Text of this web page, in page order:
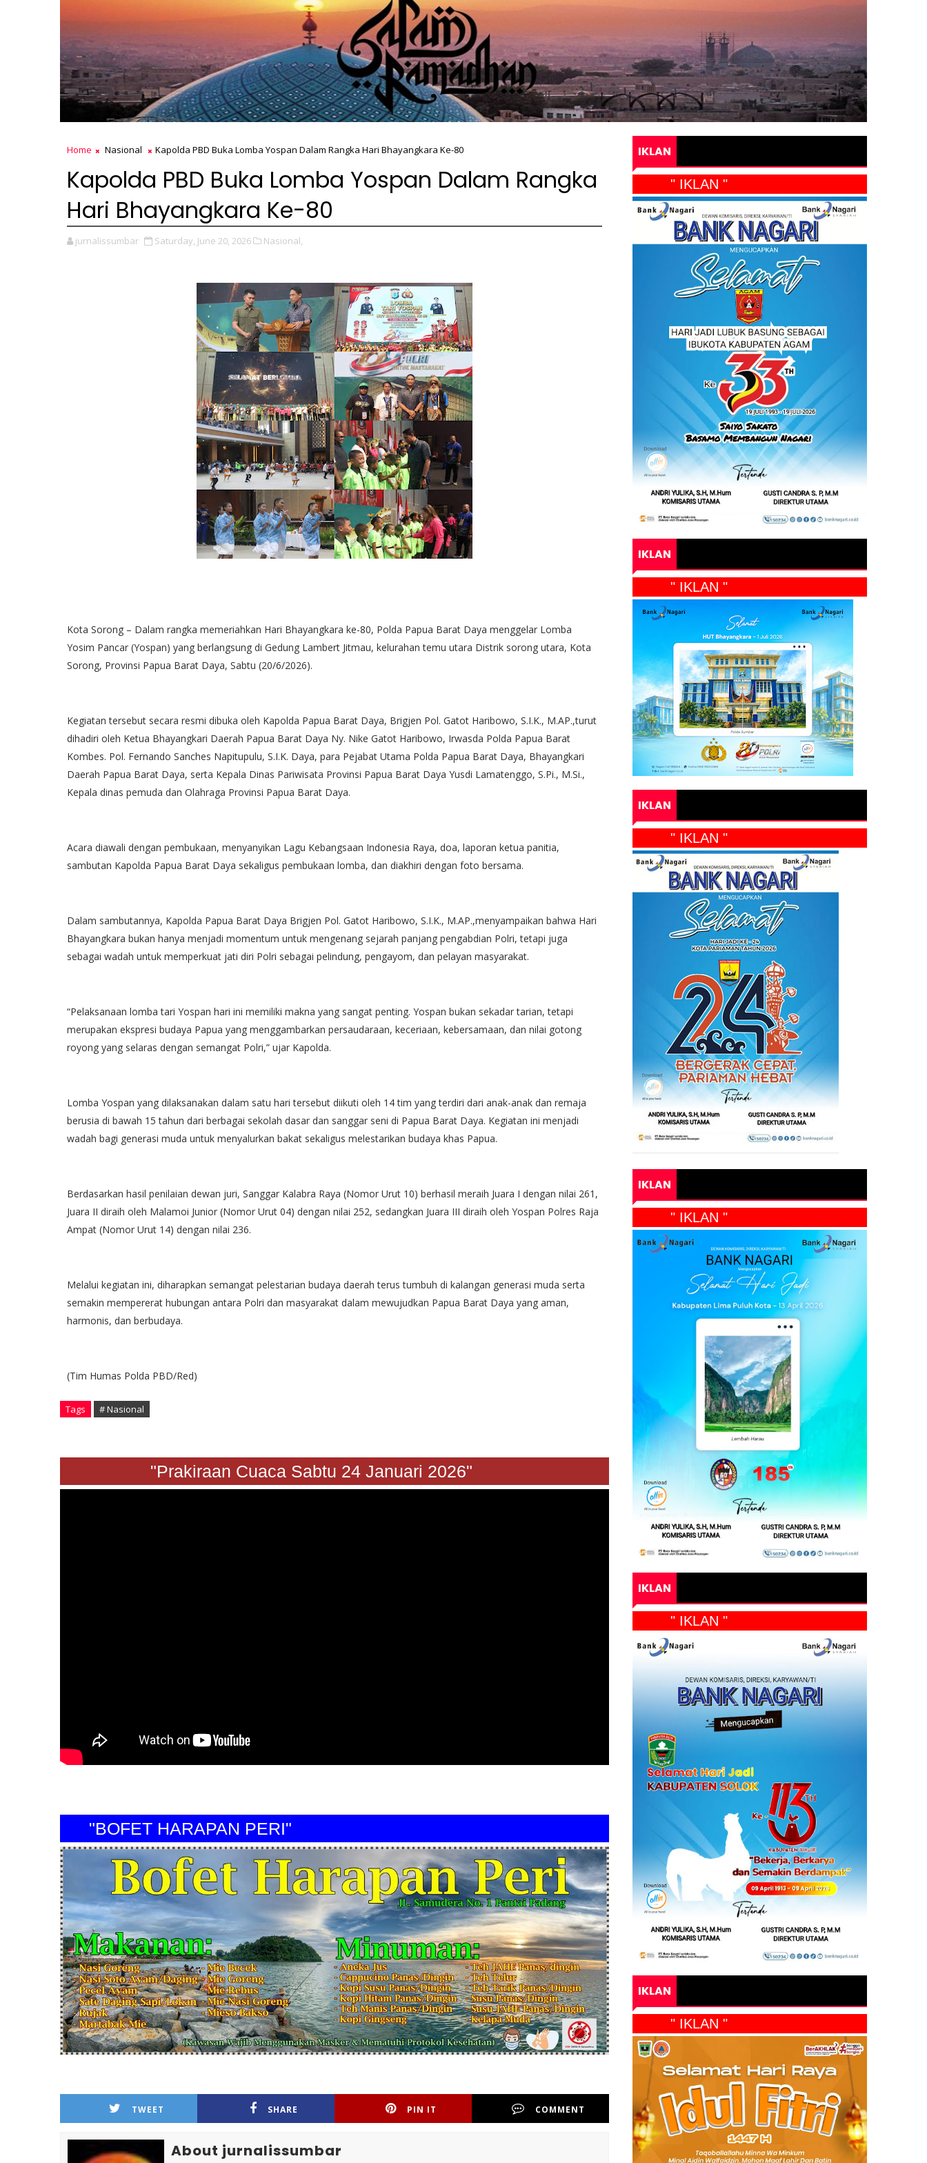
Home Nasional Kapolda PBD Buka Lomba Yospan Dalam Rangka Hari Bhayangkara Ke-80
Kapolda PBD Buka Lomba Yospan Dalam Rangka
Hari Bhayangkara Ke-80
jurnalissumbar Saturday, June 20, 2026 Nasional,
Kota Sorong – Dalam rangka memeriahkan Hari Bhayangkara ke-80, Polda Papua Barat Daya menggelar Lomba
Yosim Pancar (Yospan) yang berlangsung di Gedung Lambert Jitmau, kelurahan temu utara Distrik sorong utara, Kota
Sorong, Provinsi Papua Barat Daya, Sabtu (20/6/2026).
Kegiatan tersebut secara resmi dibuka oleh Kapolda Papua Barat Daya, Brigjen Pol. Gatot Haribowo, S.I.K., M.AP.,turut
dihadiri oleh Ketua Bhayangkari Daerah Papua Barat Daya Ny. Nike Gatot Haribowo, Irwasda Polda Papua Barat
Kombes. Pol. Fernando Sanches Napitupulu, S.I.K. Daya, para Pejabat Utama Polda Papua Barat Daya, Bhayangkari
Daerah Papua Barat Daya, serta Kepala Dinas Pariwisata Provinsi Papua Barat Daya Yusdi Lamatenggo, S.Pi., M.Si.,
Kepala dinas pemuda dan Olahraga Provinsi Papua Barat Daya.
Acara diawali dengan pembukaan, menyanyikan Lagu Kebangsaan Indonesia Raya, doa, laporan ketua panitia,
sambutan Kapolda Papua Barat Daya sekaligus pembukaan lomba, dan diakhiri dengan foto bersama.
Dalam sambutannya, Kapolda Papua Barat Daya Brigjen Pol. Gatot Haribowo, S.I.K., M.AP.,menyampaikan bahwa Hari
Bhayangkara bukan hanya menjadi momentum untuk mengenang sejarah panjang pengabdian Polri, tetapi juga
sebagai wadah untuk memperkuat jati diri Polri sebagai pelindung, pengayom, dan pelayan masyarakat.
“Pelaksanaan lomba tari Yospan hari ini memiliki makna yang sangat penting. Yospan bukan sekadar tarian, tetapi
merupakan ekspresi budaya Papua yang menggambarkan persaudaraan, keceriaan, kebersamaan, dan nilai gotong
royong yang selaras dengan semangat Polri,” ujar Kapolda.
Lomba Yospan yang dilaksanakan dalam satu hari tersebut diikuti oleh 14 tim yang terdiri dari anak-anak dan remaja
berusia di bawah 15 tahun dari berbagai sekolah dasar dan sanggar seni di Papua Barat Daya. Kegiatan ini menjadi
wadah bagi generasi muda untuk menyalurkan bakat sekaligus melestarikan budaya khas Papua.
Berdasarkan hasil penilaian dewan juri, Sanggar Kalabra Raya (Nomor Urut 10) berhasil meraih Juara I dengan nilai 261,
Juara II diraih oleh Malamoi Junior (Nomor Urut 04) dengan nilai 252, sedangkan Juara III diraih oleh Yospan Polres Raja
Ampat (Nomor Urut 14) dengan nilai 236.
Melalui kegiatan ini, diharapkan semangat pelestarian budaya daerah terus tumbuh di kalangan generasi muda serta
semakin mempererat hubungan antara Polri dan masyarakat dalam mewujudkan Papua Barat Daya yang aman,
harmonis, dan berbudaya.
(Tim Humas Polda PBD/Red)
Tags # Nasional
"Prakiraan Cuaca Sabtu 24 Januari 2026"
"BOFET HARAPAN PERI"
TWEET SHARE PIN IT COMMENT
About jurnalissumbar
IKLAN
" IKLAN "
IKLAN
" IKLAN "
IKLAN
" IKLAN "
IKLAN
" IKLAN "
IKLAN
" IKLAN "
IKLAN
" IKLAN "